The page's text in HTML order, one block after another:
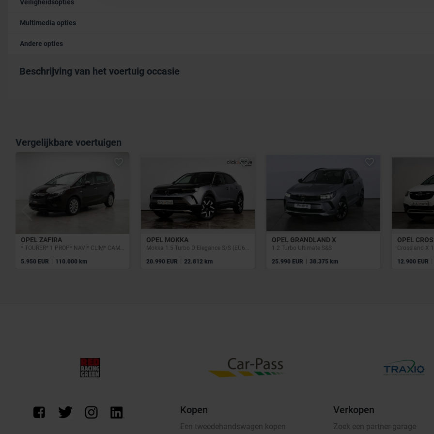
Veiligheidsopties
Multimedia opties
Andere opties
Beschrijving van het voertuig occasie
Vergelijkbare voertuigen
OPEL ZAFIRA
* TOURER* 1 PROP* NAVI* CLIM* CAMERA* GARANTIE 12 MOIS*
5.950 EUR | 110.000 km
OPEL MOKKA
Mokka 1.5 Turbo D Elegance S/S (EU6.4)
20.990 EUR | 22.812 km
OPEL GRANDLAND X
1.2 Turbo Ultimate S&S
25.990 EUR | 38.375 km
OPEL
12.900 EUR |
Kopen
Een tweedehandswagen kopen
Verkopen
Zoek een partner-garage